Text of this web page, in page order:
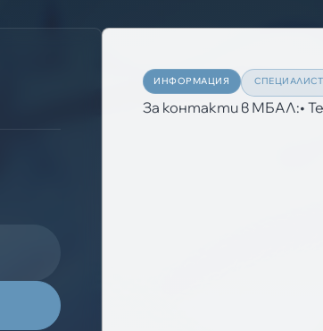
ИНФОРМАЦИЯ СПЕЦИАЛИСТ
За контакти в МБАЛ:•